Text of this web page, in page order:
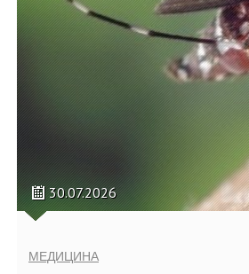
30.07.2026
МЕДИЦИНА